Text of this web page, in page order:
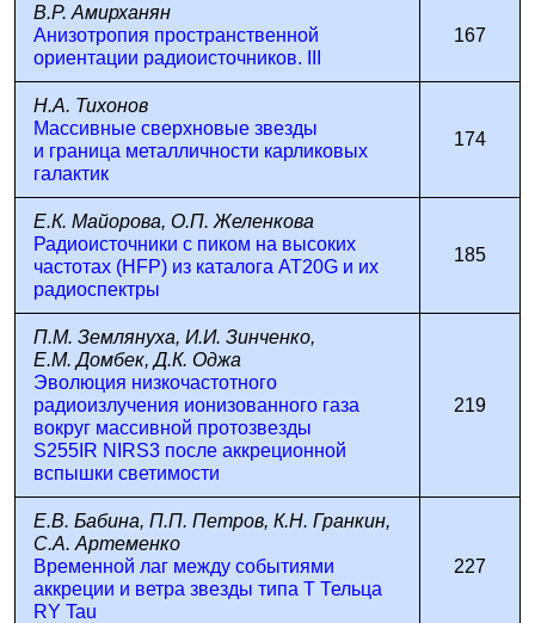
В.Р. Амирханян
Анизотропия пространственной
ориентации радиоисточников. III
167
Н.А. Тихонов
Массивные сверхновые звезды
и граница металличности карликовых
галактик
174
Е.К. Майорова, О.П. Желенкова
Радиоисточники с пиком на высоких
частотах (HFP) из каталога AT20G и их
радиоспектры
185
П.М. Землянуха, И.И. Зинченко,
Е.М. Домбек, Д.К. Оджа
Эволюция низкочастотного
радиоизлучения ионизованного газа
вокруг массивной протозвезды
S255IR NIRS3 после аккреционной
вспышки светимости
219
Е.В. Бабина, П.П. Петров, К.Н. Гранкин,
С.А. Артеменко
Временной лаг между событиями
аккреции и ветра звезды типа Т Тельца
RY Tau
227